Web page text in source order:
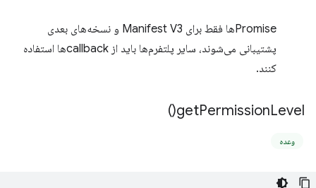
Promiseها فقط برای Manifest V3 و نسخه‌های بعدی
پشتیبانی می‌شوند، سایر پلتفرم‌ها باید از callbackها استفاده
کنند.
getPermissionLevel(
)
وعده